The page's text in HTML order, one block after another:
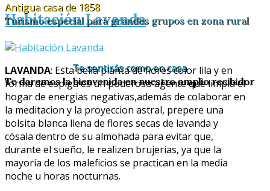
Antigua casa de 1858
Turismo especial para grandes grupos en zona rural
Te sentirás como en casa
Te daremos la bienvenida en nuestro amplio recibidor
Habitación Lavanda
LAVANDA: Esta bella planta de flores color lila y en
forma de espiga es un poderoso agente que limpia el
hogar de energias negativas,además de colaborar en
la meditacion y la proyeccion astral, prepere una
bolsita blanca llena de flores secas de lavanda y
cósala dentro de su almohada para evitar que,
durante el sueño, le realizen brujerias, ya que la
mayoría de los maleficios se practican en la media
noche u horas nocturnas.